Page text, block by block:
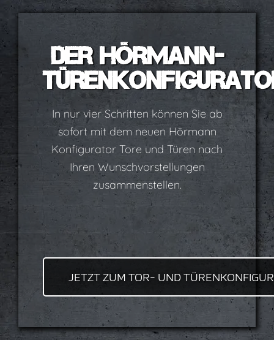
Der Hörmann-
In nur vier Schritten können Sie ab
sofort mit dem neuen Hörmann
Konfigurator Tore und Türen nach
Ihren Wunschvorstellungen
zusammenstellen.
JETZT ZUM TOR- UND